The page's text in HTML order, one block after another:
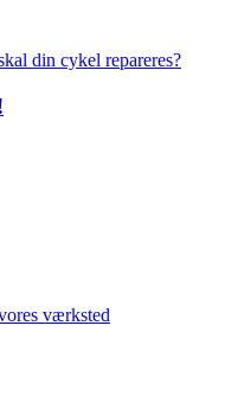
din cykel repareres?
værksted